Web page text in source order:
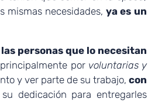
mismas necesidades, ya es un
personas que lo necesitan
por voluntarias y
y ver parte de su trabajo,con
dedicación para entregarles